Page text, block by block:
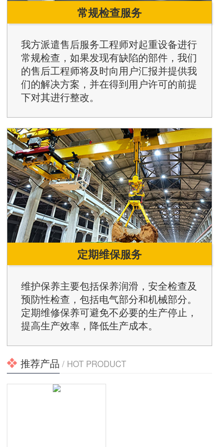
常规检查服务
我方派遣售后服务工程师对起重设备进行
常规检查，如果发现有缺陷的部件，我们
的售后工程师将及时向用户汇报并提供我
们的解决方案，并在得到用户许可的前提
下对其进行整改。
定期维保服务
维护保养主要包括保养润滑，安全检查及
预防性检查，包括电气部分和机械部分。
定期维修保养可避免不必要的生产停止，
提高生产效率，降低生产成本。
推荐产品 / HOT PRODUCT